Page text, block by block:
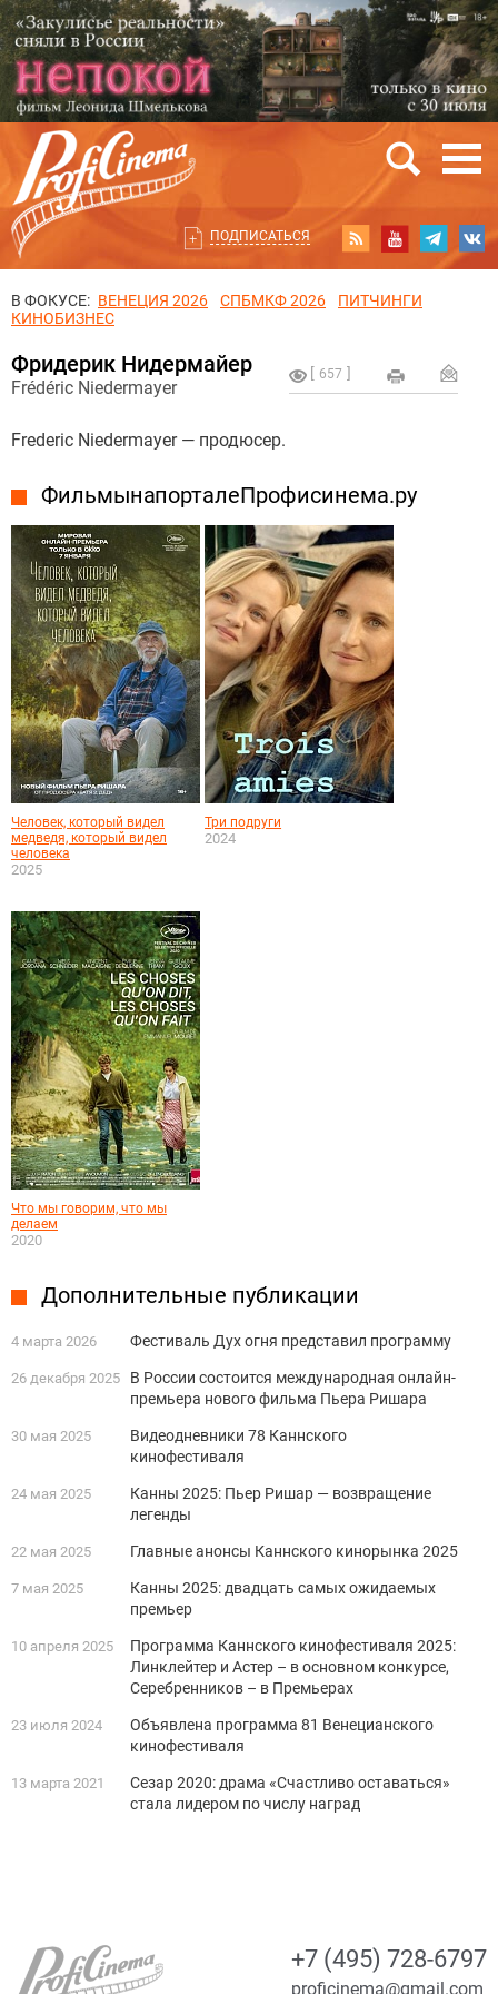
ПОДПИСАТЬСЯ
В ФОКУСЕ: ВЕНЕЦИЯ 2026 СПБМКФ 2026
ПИТЧИНГИ
КИНОБИЗНЕС
657
Фридерик Нидермайер
Frédéric Niedermayer
Frederic Niedermayer — продюсер.
Фильмы на портале Профисинема.ру
Человек, который видел
медведя, который видел
человека
2025
Три подруги
2024
Что мы говорим, что мы
делаем
2020
Дополнительные публикации
4 марта 2026 Фестиваль Дух огня представил программу
26 декабря 2025
В России состоится международная онлайн-
премьера нового фильма Пьера Ришара
30 мая 2025
Видеодневники 78 Каннского
кинофестиваля
24 мая 2025
Канны 2025: Пьер Ришар — возвращение
легенды
22 мая 2025 Главные анонсы Каннского кинорынка 2025
7 мая 2025
Канны 2025: двадцать самых ожидаемых
премьер
10 апреля 2025
Программа Каннского кинофестиваля 2025:
Линклейтер и Астер – в основном конкурсе,
Серебренников – в Премьерах
23 июля 2024
Объявлена программа 81 Венецианского
кинофестиваля
13 марта 2021
Сезар 2020: драма «Счастливо оставаться»
стала лидером по числу наград
+7 (495) 728-6797
proficinema@gmail.com